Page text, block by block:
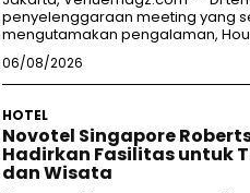
penyelenggaraan meeting yang
mengutamakan pengalaman,
06/08/2026
HOTEL
Novotel Singapore
Hadirkan Fasilitas untuk
dan Wisata